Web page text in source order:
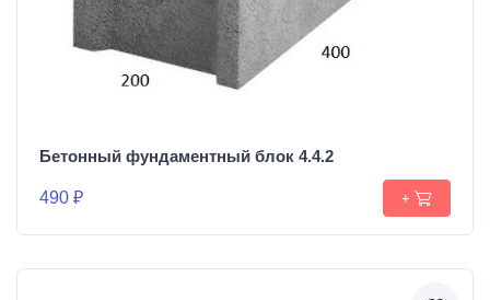
Бетонный фундаментный блок 4.4.2
490 ₽ +